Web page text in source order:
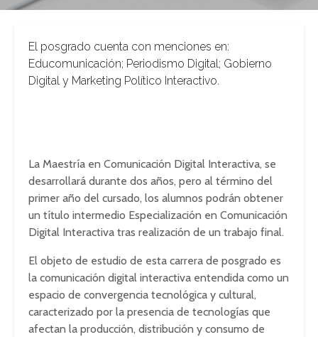
El posgrado cuenta con menciones en:
Educomunicación; Periodismo Digital; Gobierno
Digital y Marketing Político Interactivo.
La Maestría en Comunicación Digital Interactiva, se
desarrollará durante dos años, pero al término del
primer año del cursado, los alumnos podrán obtener
un título intermedio Especialización en Comunicación
Digital Interactiva tras realización de un trabajo final.
El objeto de estudio de esta carrera de posgrado es
la comunicación digital interactiva entendida como un
espacio de convergencia tecnológica y cultural,
caracterizado por la presencia de tecnologías que
afectan la producción, distribución y consumo de